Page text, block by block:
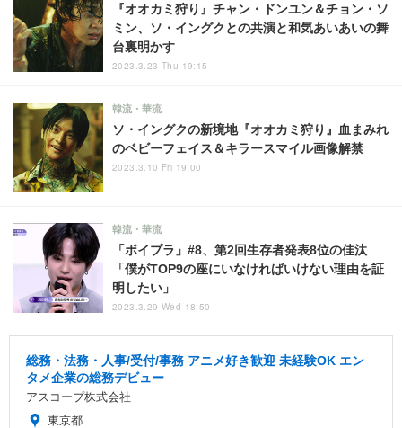
『オオカミ狩り』チャン・ドンユン＆チョン・ソ
ミン、ソ・イングクとの共演と和気あいあいの舞
台裏明かす
2023.3.23 Thu 19:15
ソ・イングクの新境地『オオカミ狩り』血まみれ
のベビーフェイス＆キラースマイル画像解禁
韓流・華流
2023.3.10 Fri 19:00
「ボイプラ」#8、第2回生存者発表8位の佳汰
「僕がTOP9の座にいなければいけない理由を証
明したい」
韓流・華流
2023.3.29 Wed 18:50
総務・法務・人事/受付/事務 アニメ好き歓迎 未経験OK エン
タメ企業の総務デビュー
アスコープ株式会社
東京都